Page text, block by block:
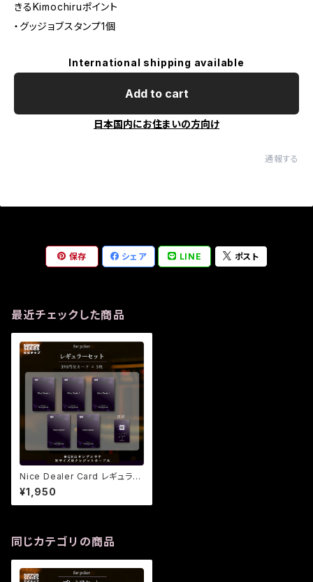
きるKimochiruポイント
・グッジョブスタンプ1個
International shipping available
Add to cart
日本国内にお住まいの方向け
通報する
保存 シェア LINE ポスト
最近チェックした商品
Nice Dealer Card レギュラー
セット
¥1,950
同じカテゴリの商品